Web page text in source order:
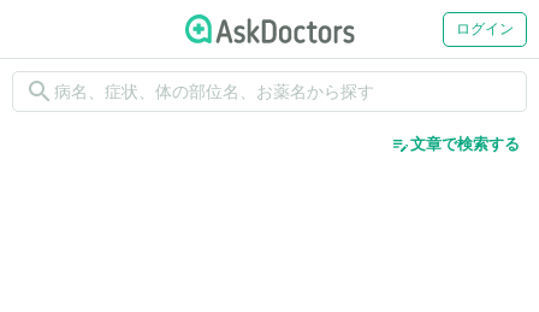
ログイン
search
edit_note文章で検索する